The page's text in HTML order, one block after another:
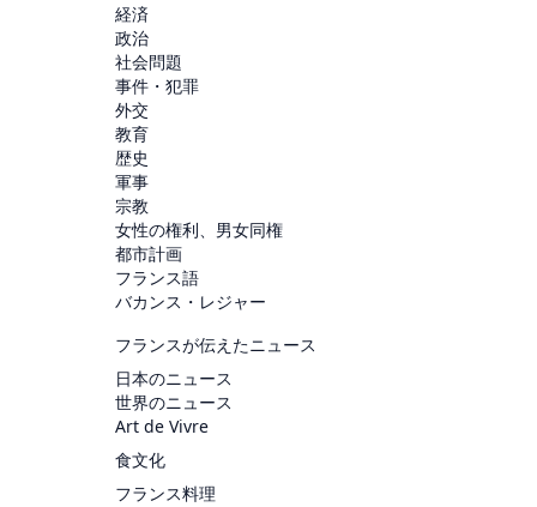
経済
政治
社会問題
事件・犯罪
外交
教育
歴史
軍事
宗教
女性の権利、男女同権
都市計画
フランス語
バカンス・レジャー
フランスが伝えたニュース
日本のニュース
世界のニュース
Art de Vivre
食文化
フランス料理